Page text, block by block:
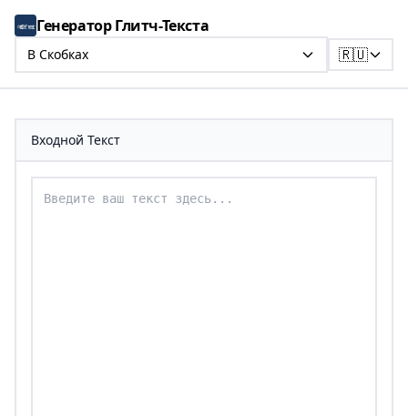
Генератор Глитч-Текста
В Скобках 🇷🇺
Входной Текст